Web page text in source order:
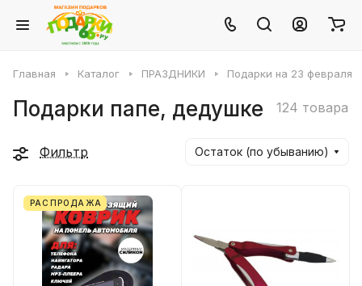
Главная Каталог ПРАЗДНИКИ Подарки на 23 февраля
Подарки папе, дедушке 124 товара
Фильтр Остаток (по убыванию)
РАСПРОДАЖА